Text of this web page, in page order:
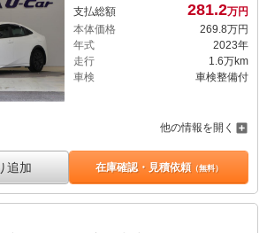
支払総額 281.2万円
本体価格
269.8万円
年式
2023年
走行
1.6万km
車検
車検整備付
他の情報を開く
追加 在庫確認・見積依頼（無料）